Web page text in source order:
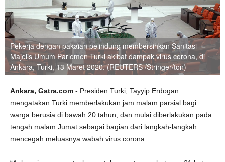
Pekerja dengan pakaian pelindung membersihkan Sanitasi
Majelis Umum Parlemen Turki akibat dampak virus corona, di
Ankara, Turki, 13 Maret 2020. (REUTERS /Stringer/ton)
Ankara, Gatra.com - Presiden Turki, Tayyip Erdogan
mengatakan Turki memberlakukan jam malam parsial bagi
warga berusia di bawah 20 tahun, dan mulai diberlakukan pada
tengah malam Jumat sebagai bagian dari langkah-langkah
mencegah meluasnya wabah virus corona.